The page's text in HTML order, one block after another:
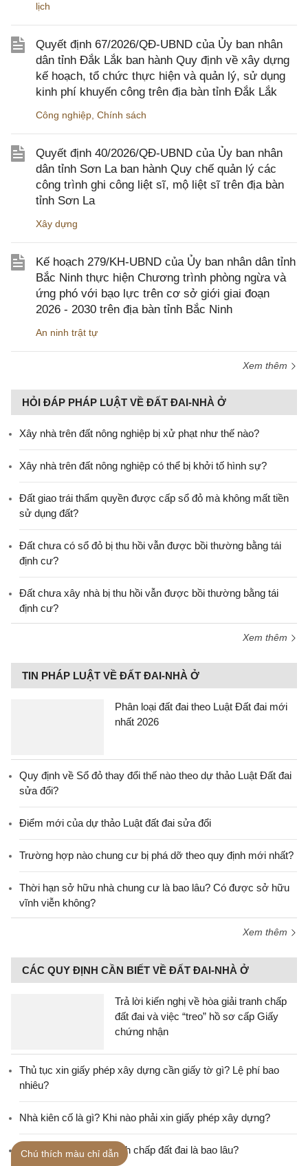
lịch
Quyết định 67/2026/QĐ-UBND của Ủy ban nhân
dân tỉnh Đắk Lắk ban hành Quy định về xây dựng
kế hoạch, tổ chức thực hiện và quản lý, sử dụng
kinh phí khuyến công trên địa bàn tỉnh Đắk Lắk
Công nghiệp Chính sách
Quyết định 40/2026/QĐ-UBND của Ủy ban nhân
dân tỉnh Sơn La ban hành Quy chế quản lý các
công trình ghi công liệt sĩ, mộ liệt sĩ trên địa bàn
tỉnh Sơn La
Xây dựng
Kế hoạch 279/KH-UBND của Ủy ban nhân dân tỉnh
Bắc Ninh thực hiện Chương trình phòng ngừa và
ứng phó với bạo lực trên cơ sở giới giai đoạn
2026 - 2030 trên địa bàn tỉnh Bắc Ninh
An ninh trật tự
Xem thêm
HỎI ĐÁP PHÁP LUẬT VỀ ĐẤT ĐAI-NHÀ Ở
Xây nhà trên đất nông nghiệp bị xử phạt như thế nào?
Xây nhà trên đất nông nghiệp có thể bị khởi tố hình sự?
Đất giao trái thẩm quyền được cấp sổ đỏ mà không mất tiền
sử dụng đất?
Đất chưa có sổ đỏ bị thu hồi vẫn được bồi thường bằng tái
định cư?
Đất chưa xây nhà bị thu hồi vẫn được bồi thường bằng tái
định cư?
Xem thêm
TIN PHÁP LUẬT VỀ ĐẤT ĐAI-NHÀ Ở
Phân loại đất đai theo Luật Đất đai mới
nhất 2026
Quy định về Sổ đỏ thay đổi thế nào theo dự thảo Luật Đất đai
sửa đổi?
Điểm mới của dự thảo Luật đất đai sửa đổi
Trường hợp nào chung cư bị phá dỡ theo quy định mới nhất?
Thời hạn sở hữu nhà chung cư là bao lâu? Có được sở hữu
vĩnh viễn không?
Xem thêm
CÁC QUY ĐỊNH CẦN BIẾT VỀ ĐẤT ĐAI-NHÀ Ở
Trả lời kiến nghị về hòa giải tranh chấp
đất đai và việc “treo” hồ sơ cấp Giấy
chứng nhận
Thủ tục xin giấy phép xây dựng cần giấy tờ gì? Lệ phí bao
nhiêu?
Nhà kiên cố là gì? Khi nào phải xin giấy phép xây dựng?
Thời hiệu khởi kiện tranh chấp đất đai là bao lâu?
Chú thích màu chỉ dẫn